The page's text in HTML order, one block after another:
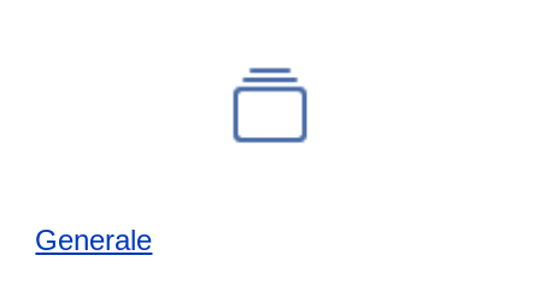
Generale